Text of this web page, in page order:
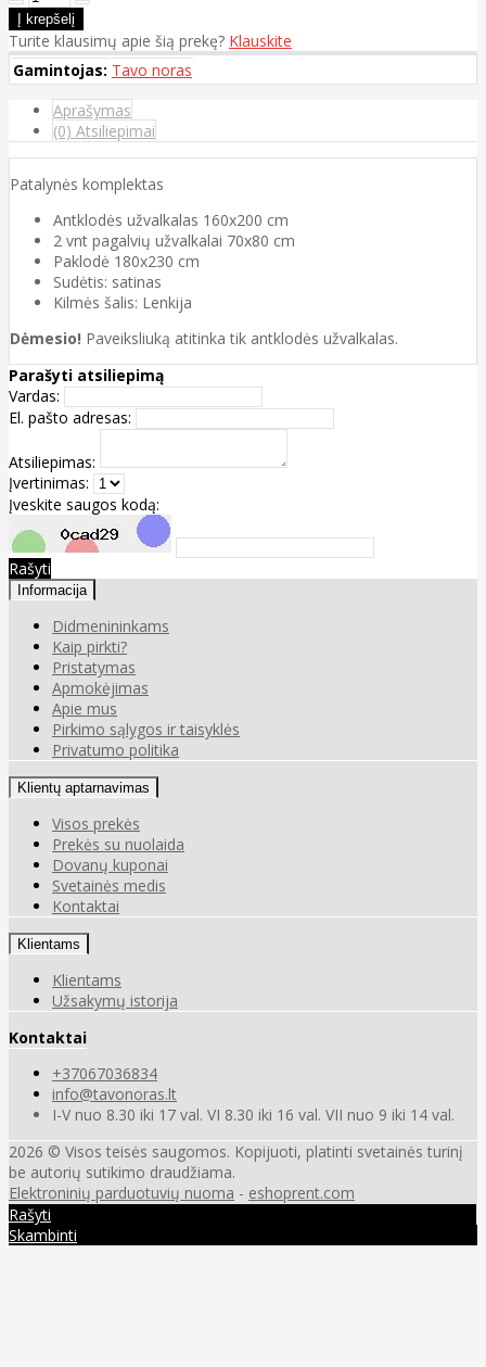
Turite klausimų apie šią prekę? Klauskite
Gamintojas: Tavo noras
Aprašymas
(0) Atsiliepimai
Patalynės komplektas
Antklodės užvalkalas 160x200 cm
2 vnt pagalvių užvalkalai 70x80 cm
Paklodė 180x230 cm
Sudėtis: satinas
Kilmės šalis: Lenkija
Dėmesio! Paveiksliuką atitinka tik antklodės užvalkalas.
Parašyti atsiliepimą
Vardas:
El. pašto adresas:
Atsiliepimas:
Įvertinimas:
Įveskite saugos kodą:
Rašyti
Informacija
Didmenininkams
Kaip pirkti?
Pristatymas
Apmokėjimas
Apie mus
Pirkimo sąlygos ir taisyklės
Privatumo politika
Klientų aptarnavimas
Visos prekės
Prekės su nuolaida
Dovanų kuponai
Svetainės medis
Kontaktai
Klientams
Klientams
Užsakymų istorija
Kontaktai
+37067036834
info@tavonoras.lt
I-V nuo 8.30 iki 17 val. VI 8.30 iki 16 val. VII nuo 9 iki 14 val.
2026 © Visos teisės saugomos. Kopijuoti, platinti svetainės turinį
be autorių sutikimo draudžiama.
Elektroninių parduotuvių nuoma - eshoprent.com
Rašyti
Skambinti